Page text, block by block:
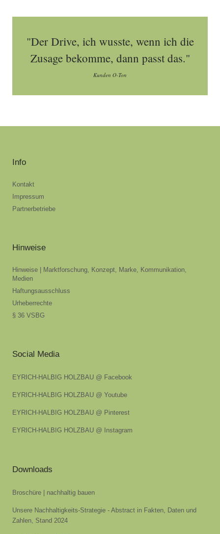
"Der Drive, ich wusste, wenn ich die
Zusage bekomme, dann passt das."
Kunden O-Ton
Info
Kontakt
Impressum
Partnerbetriebe
Hinweise
Hinweise | Marktforschung, Konzept, Marke, Kommunikation,
Medien
Haftungsausschluss
Urheberrechte
§ 36 VSBG
Social Media
EYRICH-HALBIG HOLZBAU @ Facebook
EYRICH-HALBIG HOLZBAU @ Youtube
EYRICH-HALBIG HOLZBAU @ Pinterest
EYRICH-HALBIG HOLZBAU @ Instagram
Downloads
Broschüre | nachhaltig bauen
Unsere Nachhaltigkeits-Strategie - Abstract in Fakten, Daten und
Zahlen, Stand 2024